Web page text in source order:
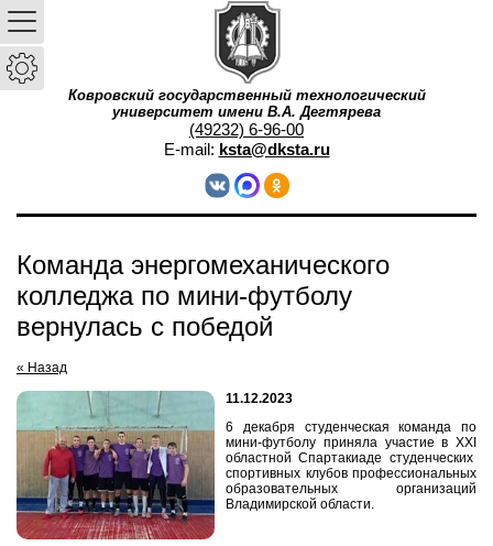
Ковровский государственный технологический
университет имени В.А. Дегтярева
(49232) 6-96-00
E-mail: ksta@dksta.ru
Команда энергомеханического
колледжа по мини-футболу
вернулась с победой
« Назад
11.12.2023
6 декабря студенческая команда по
мини-футболу приняла участие в XXI
областной Спартакиаде студенческих
спортивных клубов профессиональных
образовательных организаций
Владимирской области.